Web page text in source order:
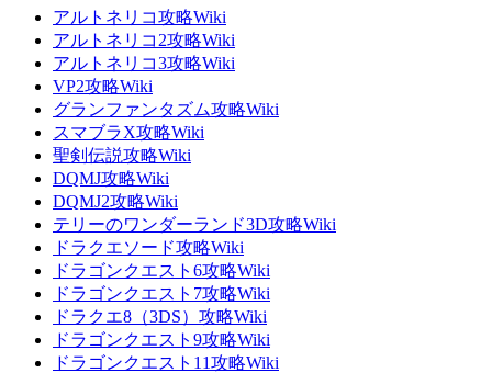
アルトネリコ攻略Wiki
アルトネリコ2攻略Wiki
アルトネリコ3攻略Wiki
VP2攻略Wiki
グランファンタズム攻略Wiki
スマブラX攻略Wiki
聖剣伝説攻略Wiki
DQMJ攻略Wiki
DQMJ2攻略Wiki
テリーのワンダーランド3D攻略Wiki
ドラクエソード攻略Wiki
ドラゴンクエスト6攻略Wiki
ドラゴンクエスト7攻略Wiki
ドラクエ8（3DS）攻略Wiki
ドラゴンクエスト9攻略Wiki
ドラゴンクエスト11攻略Wiki